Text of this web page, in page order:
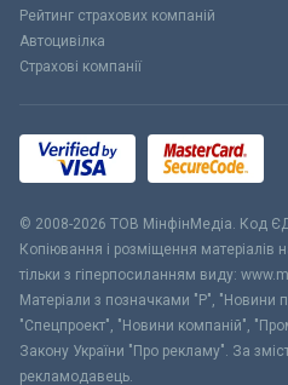
Рейтинг страхових компаній
Автоцивілка
Страхові компанії
© 2008-2026 ТОВ МiнфiнМедiа. Код
Копіювання і розміщення матеріалів
тільки з гіперпосиланням виду:
Матеріали з позначками "Р", "Новини
"Спецпроект", "Новини компаній",
Закону України "Про рекламу". За
рекламодавець.